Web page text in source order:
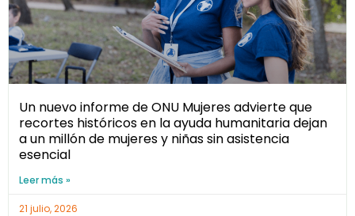
Un nuevo informe de ONU Mujeres advierte que
recortes históricos en la ayuda humanitaria dejan
a un millón de mujeres y niñas sin asistencia
esencial
Leer más »
21 julio, 2026